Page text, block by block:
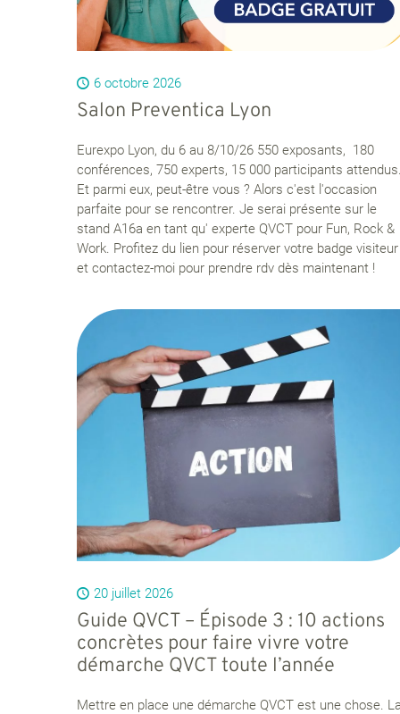
6 octobre 2026
Salon Preventica Lyon
Eurexpo Lyon, du 6 au 8/10/26 550 exposants, 180
conférences, 750 experts, 15 000 participants
Et parmi eux, peut-être vous ? Alors c'est l'occasion
parfaite pour se rencontrer. Je serai présente sur le
stand A16a en tant qu' experte QVCT pour Fun, Rock &
Work. Profitez du lien pour réserver votre badge visiteur
et contactez-moi pour prendre rdv dès maintenant !
20 juillet 2026
Guide QVCT – Épisode 3 : 10 actions
concrètes pour faire vivre votre
démarche QVCT toute l’année
Mettre en place une démarche QVCT est une chose.